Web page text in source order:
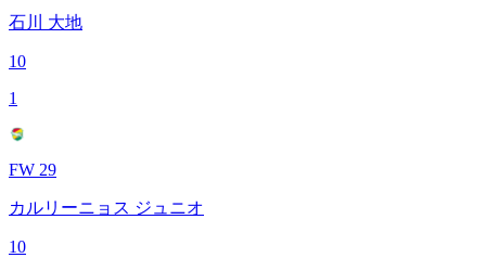
石川 大地
10
1
FW 29
カルリーニョス ジュニオ
10